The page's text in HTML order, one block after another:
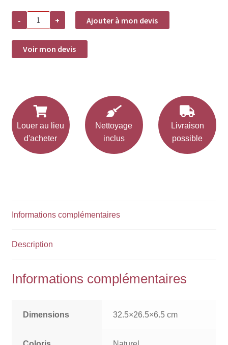
-
quantité
Corbeille
à
pain
+ Ajouter à mon devis
Voir mon devis
Louer au lieu
d'acheter
Nettoyage
inclus
Livraison
possible
Informations complémentaires
Description
Informations complémentaires
Dimensions 32.5×26.5×6.5 cm